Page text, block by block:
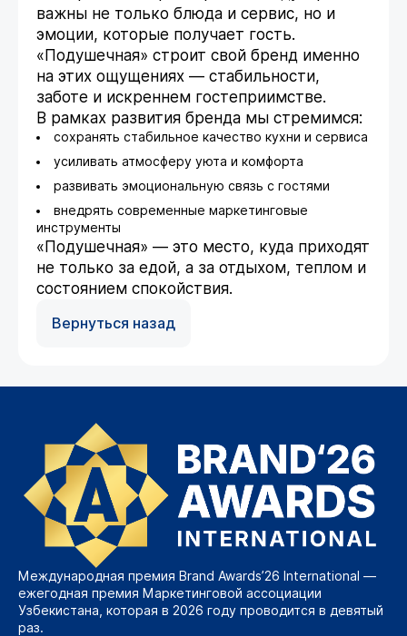
важны не только блюда и сервис, но и
эмоции, которые получает гость.
«Подушечная» строит свой бренд именно
на этих ощущениях — стабильности,
заботе и искреннем гостеприимстве.
В рамках развития бренда мы стремимся:
сохранять стабильное качество кухни и сервиса
усиливать атмосферу уюта и комфорта
развивать эмоциональную связь с гостями
внедрять современные маркетинговые
инструменты
«Подушечная» — это место, куда приходят
не только за едой, а за отдыхом, теплом и
состоянием спокойствия.
Вернуться назад
Международная премия Brand Awards’26 International —
ежегодная премия Маркетинговой ассоциации
Узбекистана, которая в 2026 году проводится в девятый
раз.